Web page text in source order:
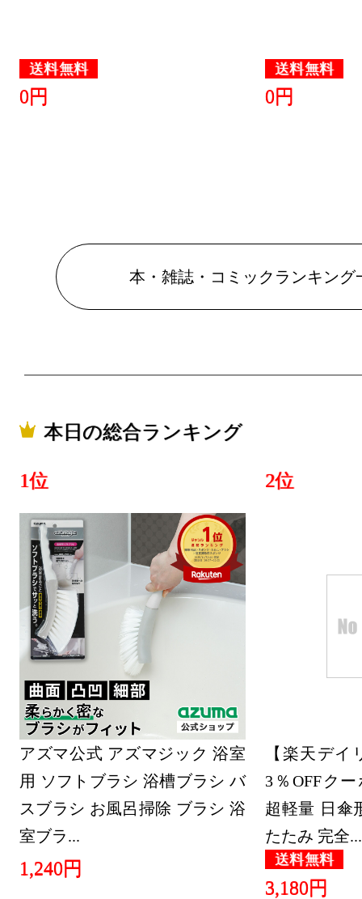
本・雑誌
グ：7位
本・雑誌
グ：2位
送料無料
0円
送料無料
0円
本・雑誌・コミックランキング
本日の総合ランキング
1位
アズマ公式 アズマジック 浴室
用 ソフトブラシ 浴槽ブラシ バ
スブラシ お風呂掃除 ブラシ 浴
室ブラ...
1,240円
2位
【楽天デイ
3％OFFク
超軽量 日傘
たたみ 完全...
送料無料
3,180円